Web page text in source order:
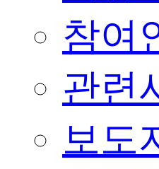
참여
관련
보도